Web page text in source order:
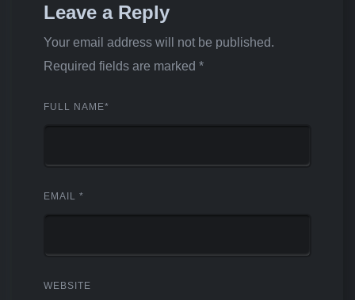
Leave a Reply
Your email address will not be published.
Required fields are marked *
FULL NAME*
EMAIL *
WEBSITE